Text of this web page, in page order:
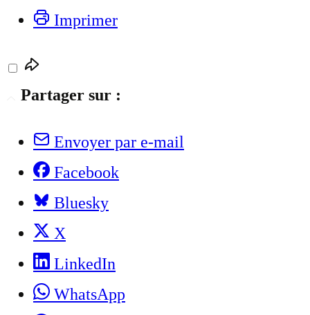
Imprimer
Partager sur :
Envoyer par e-mail
Facebook
Bluesky
X
LinkedIn
WhatsApp